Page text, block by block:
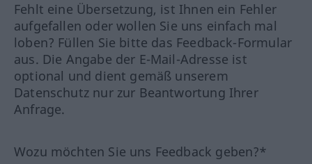
Fehlt eine Übersetzung, ist Ihnen ein Fehler
aufgefallen oder wollen Sie uns einfach mal
loben? Füllen Sie bitte das Feedback-Formular
aus. Die Angabe der E-Mail-Adresse ist
optional und dient gemäß unserem
Datenschutz nur zur Beantwortung Ihrer
Anfrage.
Wozu möchten Sie uns Feedback geben?*